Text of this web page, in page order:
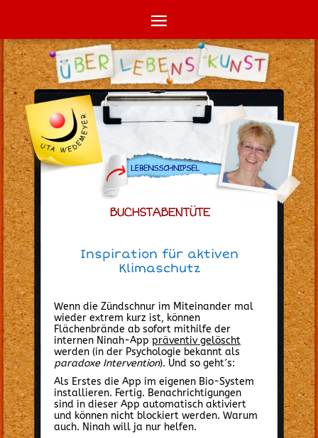
BUCHSTABENTÜTE
Inspiration für aktiven
Klimaschutz
Wenn die Zündschnur im Miteinander mal
wieder extrem kurz ist, können
Flächenbrände ab sofort mithilfe der
internen Ninah-Apppräventiv gelöscht
werden (in der Psychologie bekannt als
paradoxe Intervention). Und so geht´s:
Als Erstes die App im eigenen Bio-System
installieren. Fertig. Benachrichtigungen
sind in dieser App automatisch aktiviert
und können nicht blockiert werden. Warum
auch. Ninah will ja nur helfen.